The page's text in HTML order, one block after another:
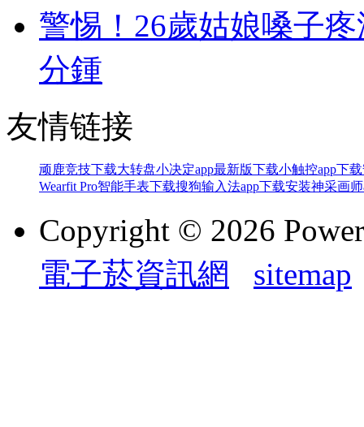
警惕！26歲姑娘嗓子
分鍾
友情链接
顽鹿竞技下载大转盘小决定app最新版下载小触控app下
Wearfit Pro智能手表下载搜狗输入法app下载安装神采画
Copyright © 2026
電子菸資訊網
sitemap